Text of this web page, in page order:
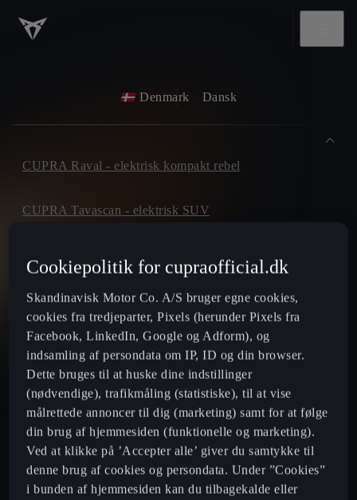
Denmark Dansk
CUPRA Raval - elektrisk kompakt rebel
CUPRA Tavascan - elektrisk SUV
CUPRA Terramar - SUV
CUPRA Formentor - SUV coupé
CUPRA Leon - hatchback
CUPRA Leon Sportstourer - Sporty stationcar
Priser
Cookiepolitik for cupraofficial.dk
Skandinavisk Motor Co. A/S bruger egne cookies,
cookies fra tredjeparter, Pixels (herunder Pixels fra
Facebook, LinkedIn, Google og Adform), og
indsamling af persondata om IP, ID og din browser.
Dette bruges til at huske dine indstillinger
(nødvendige), trafikmåling (statistiske), til at vise
målrettede annoncer til dig (marketing) samt for at følge
din brug af hjemmesiden (funktionelle og marketing).
Ved at klikke på ’Accepter alle’ giver du samtykke til
denne brug af cookies og persondata. Under ”Cookies”
i bunden af hjemmesiden kan du tilbagekalde eller